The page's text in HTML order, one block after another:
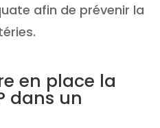
afin de prévenir la
en place la
dans un